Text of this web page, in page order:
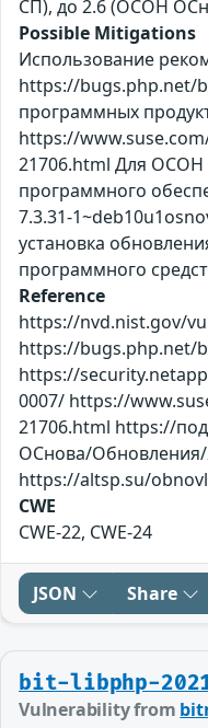
СП), до 2.6 (ОСОН
Possible Mitigations
Использование
https://bugs.php.net/
программных
https://
21706.html Для
программного
7.3.31-
установка
программного
Reference
https://nvd.nist.gov/
https://bugs.php.net/
https://
0007/ https://
21706.html https://
ОСнова/
https://altsp.su/
CWE
CWE-22, CWE-24
JSON Share
bit-libphp-
Vulnerability from